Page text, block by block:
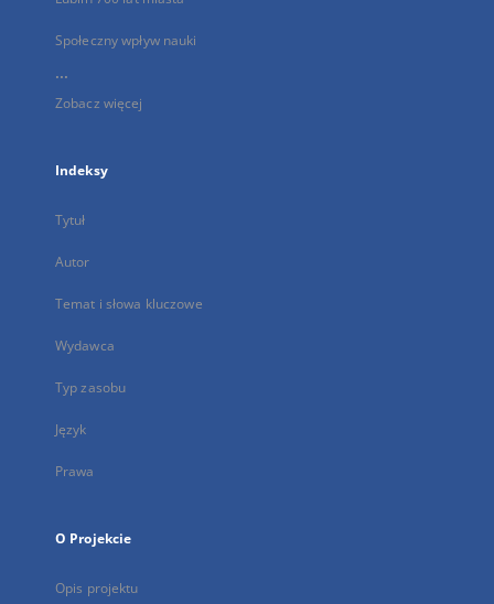
Społeczny wpływ nauki
...
Zobacz więcej
Indeksy
Tytuł
Autor
Temat i słowa kluczowe
Wydawca
Typ zasobu
Język
Prawa
O Projekcie
Opis projektu